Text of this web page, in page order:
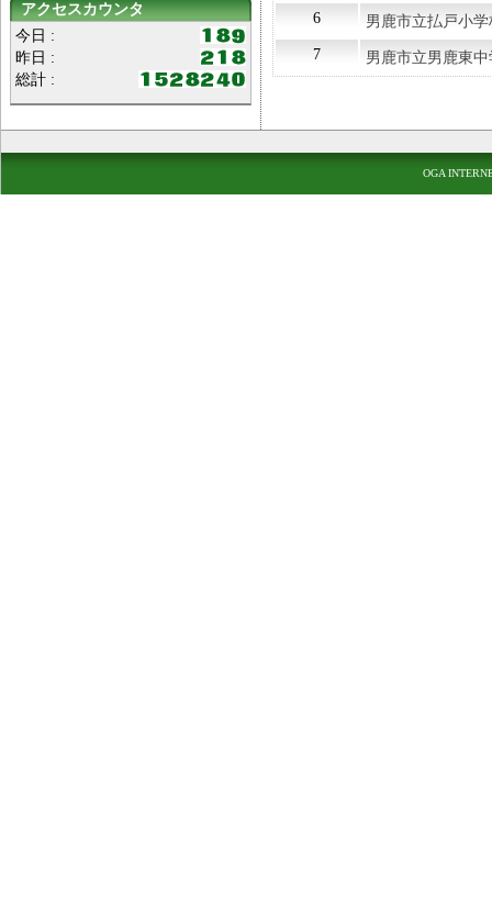
アクセスカウンタ
今日 :
昨日 :
総計 :
6
男鹿市立払戸小学
7
男鹿市立男鹿東中
OGA